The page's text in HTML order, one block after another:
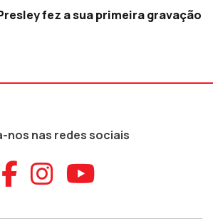
fez a sua primeira gravação
nos nas redes sociais
Aceder ao
Aceder ao
Aceder